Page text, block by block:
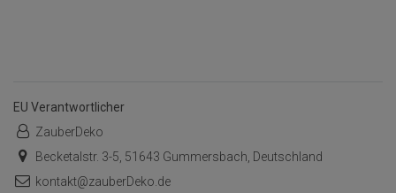
EU Verantwortlicher
ZauberDeko
Becketalstr. 3-5, 51643 Gummersbach, Deutschland
kontakt@zauberDeko.de